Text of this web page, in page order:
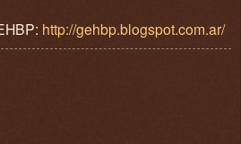
http://gehbp.blogspot.com.ar/